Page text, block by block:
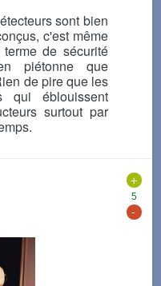
sont bien
c'est même
de sécurité
piétonne que
de pire que les
qui éblouissent
surtout par
+
5
-